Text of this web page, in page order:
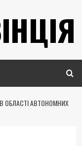
В ОБЛАСТІ АВТОНОМНИХ